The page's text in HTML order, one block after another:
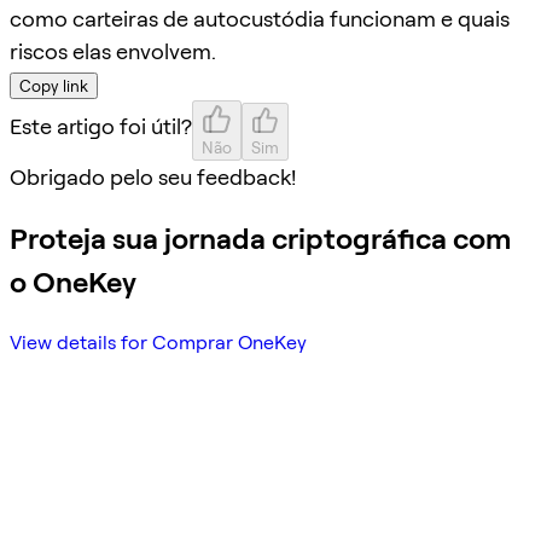
como carteiras de autocustódia funcionam e quais
riscos elas envolvem.
Copy link
Este artigo foi útil?
Não Sim
Obrigado pelo seu feedback!
Proteja sua jornada criptográfica com
o OneKey
View details for Comprar OneKey